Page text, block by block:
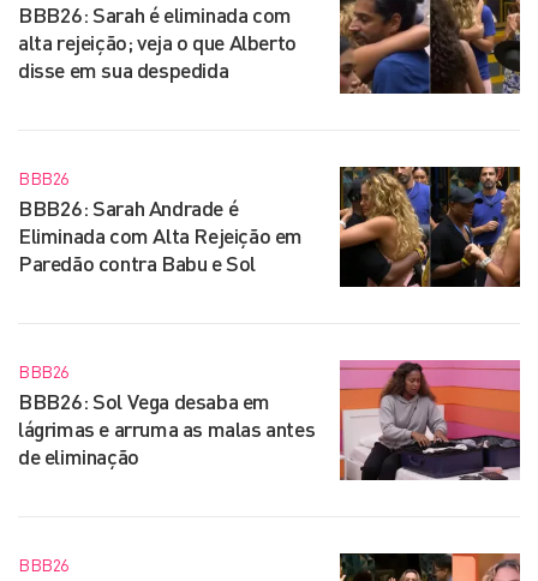
BBB26: Sarah é eliminada com
alta rejeição; veja o que Alberto
disse em sua despedida
BBB26
BBB26: Sarah Andrade é
Eliminada com Alta Rejeição em
Paredão contra Babu e Sol
BBB26
BBB26: Sol Vega desaba em
lágrimas e arruma as malas antes
de eliminação
BBB26